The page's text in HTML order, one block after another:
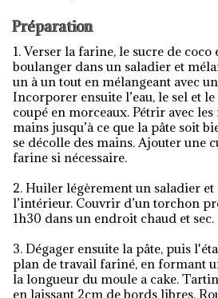
Préparation
1. Verser la farine, le sucre de coco et la levure de
boulanger dans un saladier et
un à un tout en mélangeant avec
Incorporer ensuite l’eau, le sel et
coupé en morceaux. Pétrir avec
mains jusqu’à ce que la pâte soit
se décolle des mains. Ajouter une
farine si nécessaire.
2. Huiler légèrement un saladier et
l’intérieur. Couvrir d’un torchon
1h30 dans un endroit chaud et sec.
3. Dégager ensuite la pâte, puis
plan de travail fariné, en formant
la longueur du moule a cake.
en laissant 2cm de bords libres.